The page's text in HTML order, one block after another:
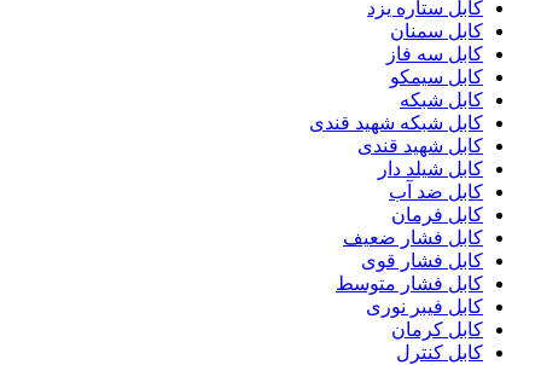
کابل ستاره یزد
کابل سمنان
کابل سه فاز
کابل سیمکو
کابل شبکه
کابل شبکه شهید قندی
کابل شهید قندی
کابل شیلد دار
کابل ضد آب
کابل فرمان
کابل فشار ضعیف
کابل فشار قوی
کابل فشار متوسط
کابل فیبر نوری
کابل کرمان
کابل کنترل